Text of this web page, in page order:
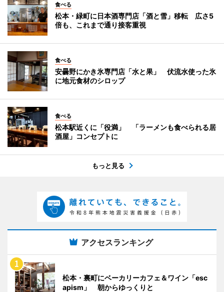
食べる
松本・緑町に日本酒専門店「酒と雪」移転 広さ5
倍も、これまで通り接客重視
食べる
安曇野にかき氷専門店「水と果」 伏流水使った氷
に地元食材のシロップ
食べる
松本駅近くに「役満」 「ラーメンも食べられる居
酒屋」コンセプトに
もっと見る
アクセスランキング
松本・裏町にベーカリーカフェ＆ワイン「esc
apism」 朝からゆっくりと